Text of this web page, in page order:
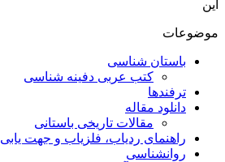
این
موضوعات
باستان شناسی
کتب عربی دفینه شناسی
ترفندها
دانلود مقاله
مقالات تاریخی باستانی
راهنمای ردیاب، فلزیاب و جهت یابی
روانشناسی